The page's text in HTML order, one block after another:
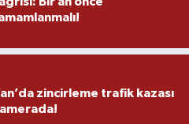
zincirleme trafik kazası